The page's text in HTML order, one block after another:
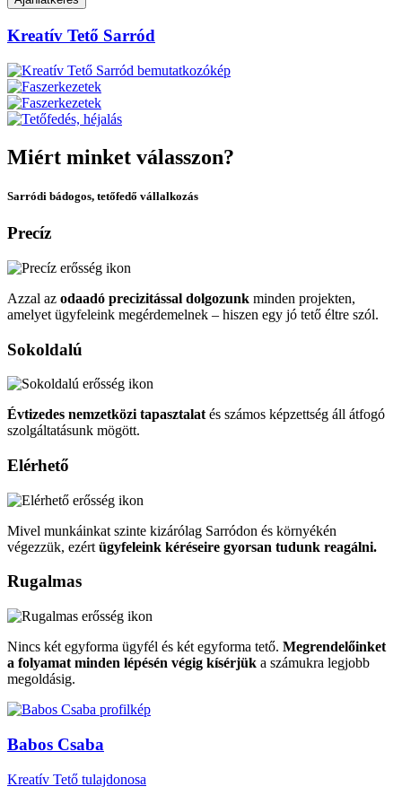
Kreatív Tető Sarród
Miért minket válasszon?
Sarródi bádogos, tetőfedő vállalkozás
Precíz
Azzal az odaadó precizitással dolgozunk minden projekten,
amelyet ügyfeleink megérdemelnek – hiszen egy jó tető éltre szól.
Sokoldalú
Évtizedes nemzetközi tapasztalat és számos képzettség áll átfogó
szolgáltatásunk mögött.
Elérhető
Mivel munkáinkat szinte kizárólag Sarródon és környékén
végezzük, ezért ügyfeleink kéréseire gyorsan tudunk reagálni.
Rugalmas
Nincs két egyforma ügyfél és két egyforma tető. Megrendelőinket
a folyamat minden lépésén végig kísérjük a számukra legjobb
megoldásig.
Babos Csaba
Kreatív Tető tulajdonosa